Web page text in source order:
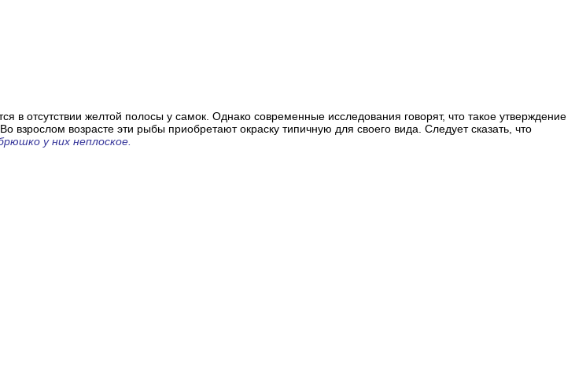
отсутствии желтой полосы у самок. Однако современные исследования говорят, что такое утверждение
возрасте эти рыбы приобретают окраску типичную для своего вида. Следует сказать, что
у них неплоское.